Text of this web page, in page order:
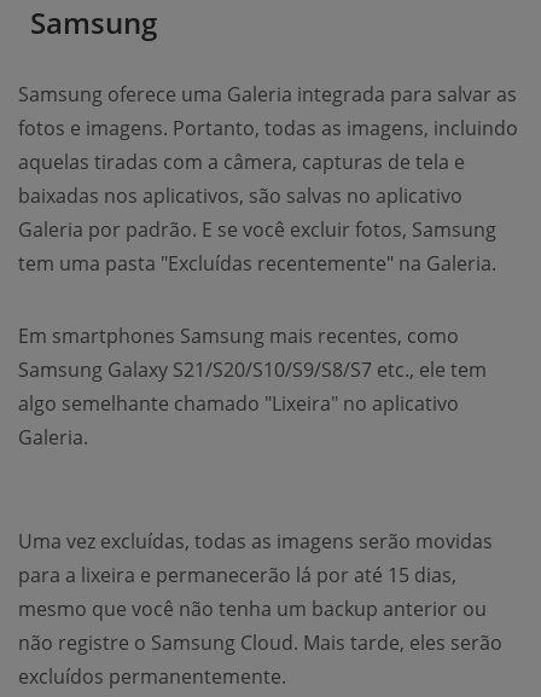
Samsung
Samsung oferece uma Galeria integrada para salvar as
fotos e imagens. Portanto, todas as imagens, incluindo
aquelas tiradas com a câmera, capturas de tela e
baixadas nos aplicativos, são salvas no aplicativo
Galeria por padrão. E se você excluir fotos, Samsung
tem uma pasta "Excluídas recentemente" na Galeria.
Em smartphones Samsung mais recentes, como
Samsung Galaxy S21/S20/S10/S9/S8/S7 etc., ele tem
algo semelhante chamado "Lixeira" no aplicativo
Galeria.
Uma vez excluídas, todas as imagens serão movidas
para a lixeira e permanecerão lá por até 15 dias,
mesmo que você não tenha um backup anterior ou
não registre o Samsung Cloud. Mais tarde, eles serão
excluídos permanentemente.